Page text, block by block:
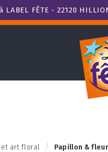
à LABEL FÊTE - 22120
art floral Papillon &